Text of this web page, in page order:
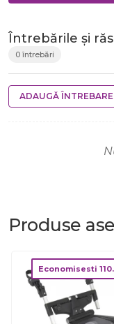
Întrebările și
0 întrebări
ADAUGĂ ÎNTREBARE
Produse
Economisesti